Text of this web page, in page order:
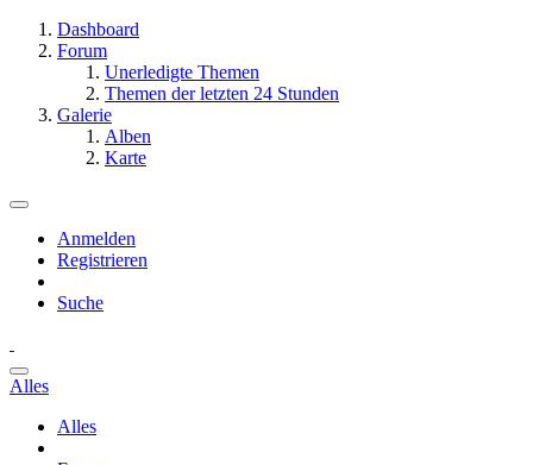
Dashboard
Forum
Unerledigte Themen
Themen der letzten 24 Stunden
Galerie
Alben
Karte
Anmelden
Registrieren
Suche
Alles
Alles